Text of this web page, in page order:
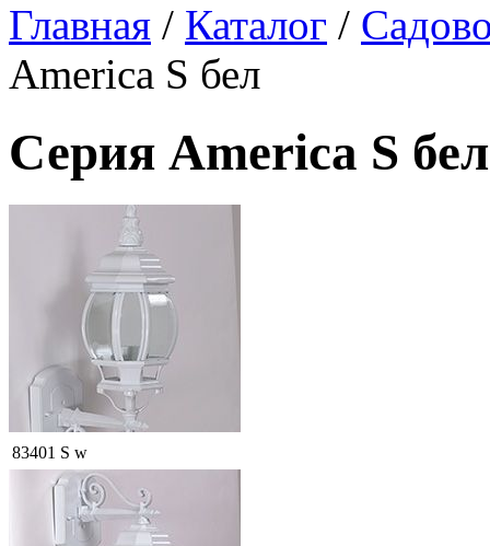
Главная / Каталог /
America S бел
Серия America S бел
83401 S w